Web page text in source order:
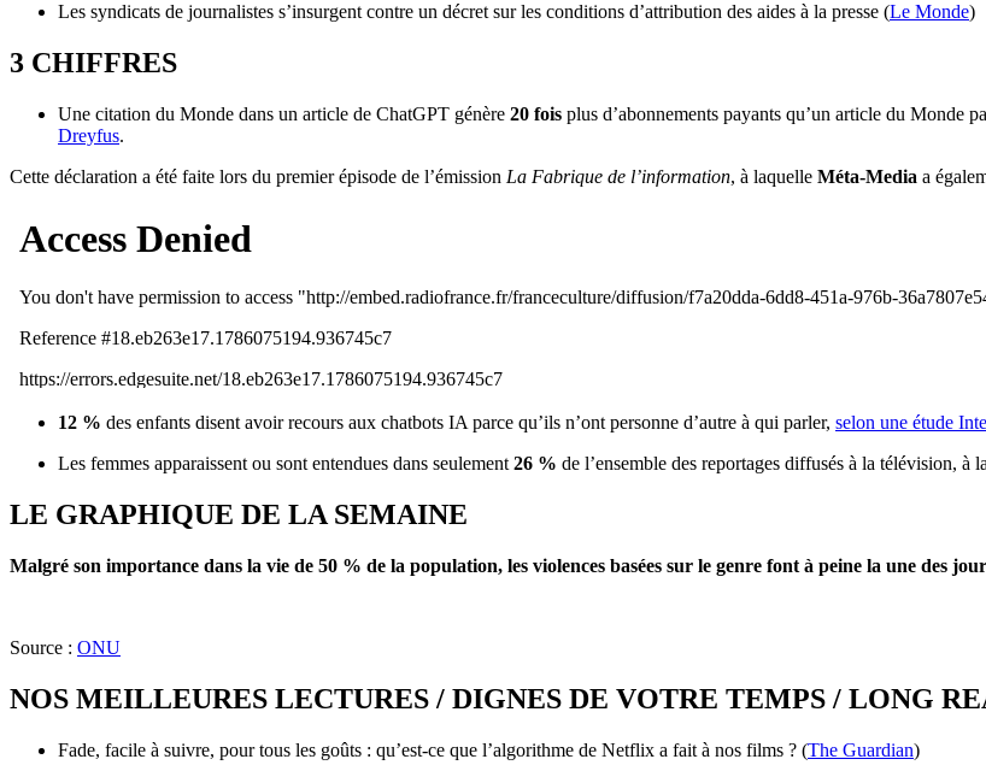
Les syndicats de journalistes s’insurgent contre un décret sur les conditions d’attribution des aides à la presse (Le Monde)
3 CHIFFRES
Une citation du Monde dans un article de ChatGPT génère 20 fois plus d’abonnements payants qu’un article du Monde
Dreyfus.
Cette déclaration a été faite lors du premier épisode de l’émission La Fabrique de l’information, à laquelle Méta-Media a
12 % des enfants disent avoir recours aux chatbots IA parce qu’ils n’ont personne d’autre à qui parler, selon une étude
Les femmes apparaissent ou sont entendues dans seulement 26 % de l’ensemble des reportages diffusés à la télévision, à
LE GRAPHIQUE DE LA SEMAINE
Malgré son importance dans la vie de 50 % de la population, les violences basées sur le genre font à peine la une des
Source : ONU
NOS MEILLEURES LECTURES / DIGNES DE VOTRE TEMPS / LONG
Fade, facile à suivre, pour tous les goûts : qu’est-ce que l’algorithme de Netflix a fait à nos films ? (The Guardian)